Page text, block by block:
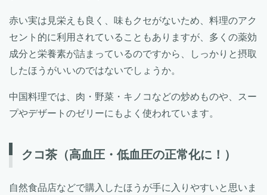
赤い実は見栄えも良く、味もクセがないため、料理のアク
セント的に利用されていることもありますが、多くの薬効
成分と栄養素が詰まっているのですから、しっかりと摂取
したほうがいいのではないでしょうか。
中国料理では、肉・野菜・キノコなどの炒めものや、スー
プやデザートのゼリーにもよく使われています。
クコ茶（高血圧・低血圧の正常化に！）
自然食品店などで購入したほうが手に入りやすいと思いま